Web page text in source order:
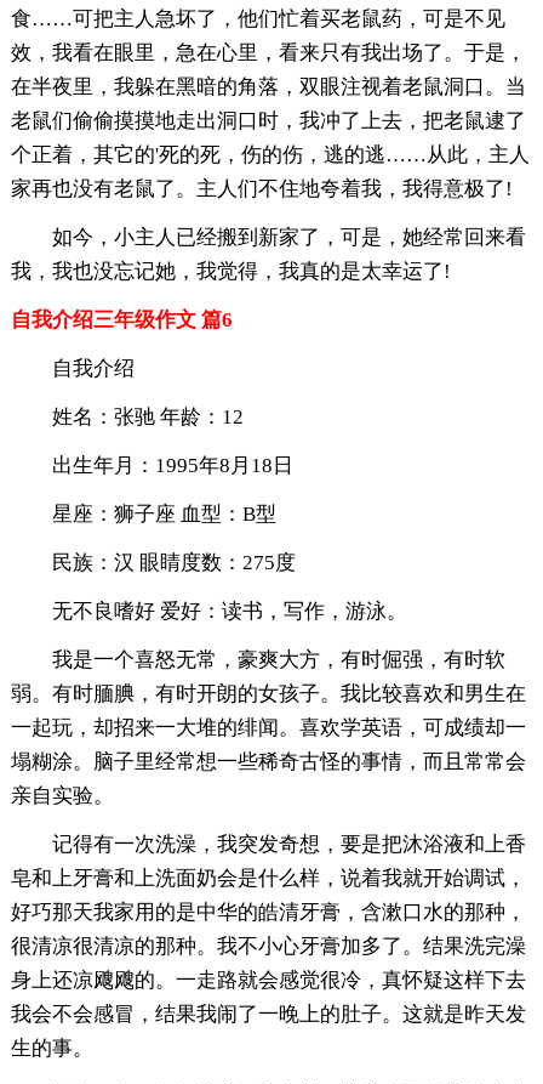
食……可把主人急坏了，他们忙着买老鼠药，可是不见
效，我看在眼里，急在心里，看来只有我出场了。于是，
在半夜里，我躲在黑暗的角落，双眼注视着老鼠洞口。当
老鼠们偷偷摸摸地走出洞口时，我冲了上去，把老鼠逮了
个正着，其它的'死的死，伤的伤，逃的逃……从此，主人
家再也没有老鼠了。主人们不住地夸着我，我得意极了!
如今，小主人已经搬到新家了，可是，她经常回来看
我，我也没忘记她，我觉得，我真的是太幸运了!
自我介绍三年级作文 篇6
自我介绍
姓名：张驰 年龄：12
出生年月：1995年8月18日
星座：狮子座 血型：B型
民族：汉 眼睛度数：275度
无不良嗜好 爱好：读书，写作，游泳。
我是一个喜怒无常，豪爽大方，有时倔强，有时软
弱。有时腼腆，有时开朗的女孩子。我比较喜欢和男生在
一起玩，却招来一大堆的绯闻。喜欢学英语，可成绩却一
塌糊涂。脑子里经常想一些稀奇古怪的事情，而且常常会
亲自实验。
记得有一次洗澡，我突发奇想，要是把沐浴液和上香
皂和上牙膏和上洗面奶会是什么样，说着我就开始调试，
好巧那天我家用的是中华的皓清牙膏，含漱口水的那种，
很清凉很清凉的那种。我不小心牙膏加多了。结果洗完澡
身上还凉飕飕的。一走路就会感觉很冷，真怀疑这样下去
我会不会感冒，结果我闹了一晚上的肚子。这就是昨天发
生的事。